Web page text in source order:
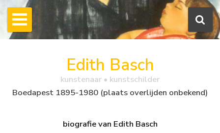
Edith Basch
kunstenaar • kunstschilder
Boedapest 1895-1980 (plaats overlijden onbekend)
biografie van Edith Basch